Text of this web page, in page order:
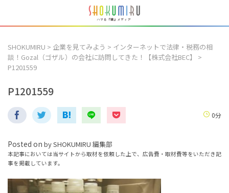
SHOKUMIRU > 企業を見てみよう > インターネットで法律・税務の相
談！Gozal（ゴザル）の会社に訪問してきた！【株式会社BEC】
>
P1201559
P1201559
0分
Posted on bySHOKUMIRU 編集部
本記事においては当サイトから取材を依頼した上で、広告費・取材費等をいただき記
事を掲載しています。